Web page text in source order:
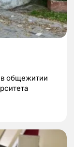
общежитии